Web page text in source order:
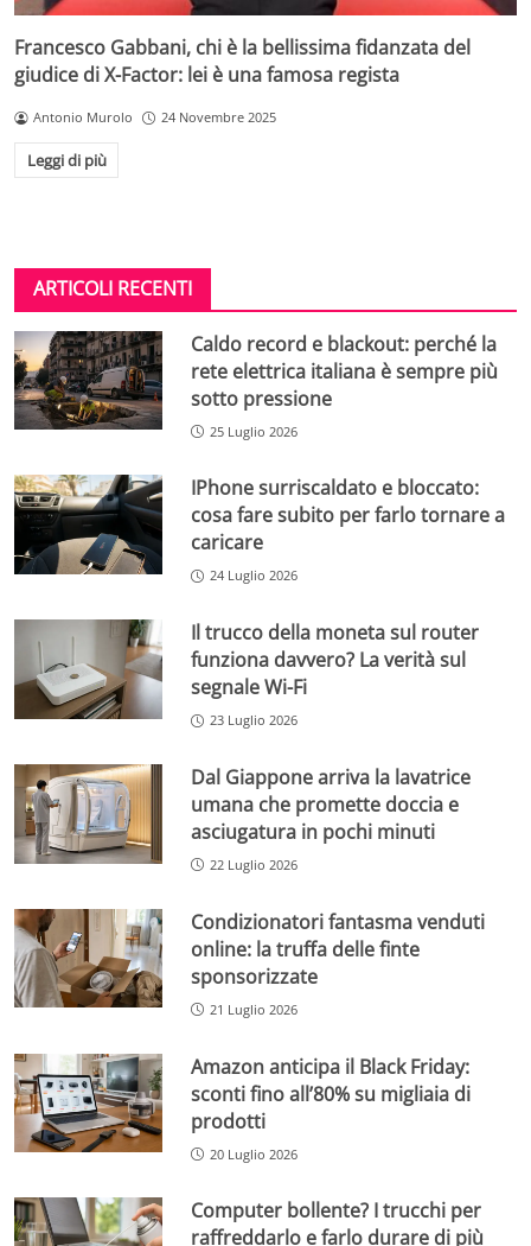
Francesco Gabbani, chi è la bellissima fidanzata del
giudice di X-Factor: lei è una famosa regista
Antonio Murolo 24 Novembre 2025
Leggi di più
ARTICOLI RECENTI
Caldo record e blackout: perché la
rete elettrica italiana è sempre più
sotto pressione
25 Luglio 2026
IPhone surriscaldato e bloccato:
cosa fare subito per farlo tornare a
caricare
24 Luglio 2026
Il trucco della moneta sul router
funziona davvero? La verità sul
segnale Wi-Fi
23 Luglio 2026
Dal Giappone arriva la lavatrice
umana che promette doccia e
asciugatura in pochi minuti
22 Luglio 2026
Condizionatori fantasma venduti
online: la truffa delle finte
sponsorizzate
21 Luglio 2026
Amazon anticipa il Black Friday:
sconti fino all’80% su migliaia di
prodotti
20 Luglio 2026
Computer bollente? I trucchi per
raffreddarlo e farlo durare di più